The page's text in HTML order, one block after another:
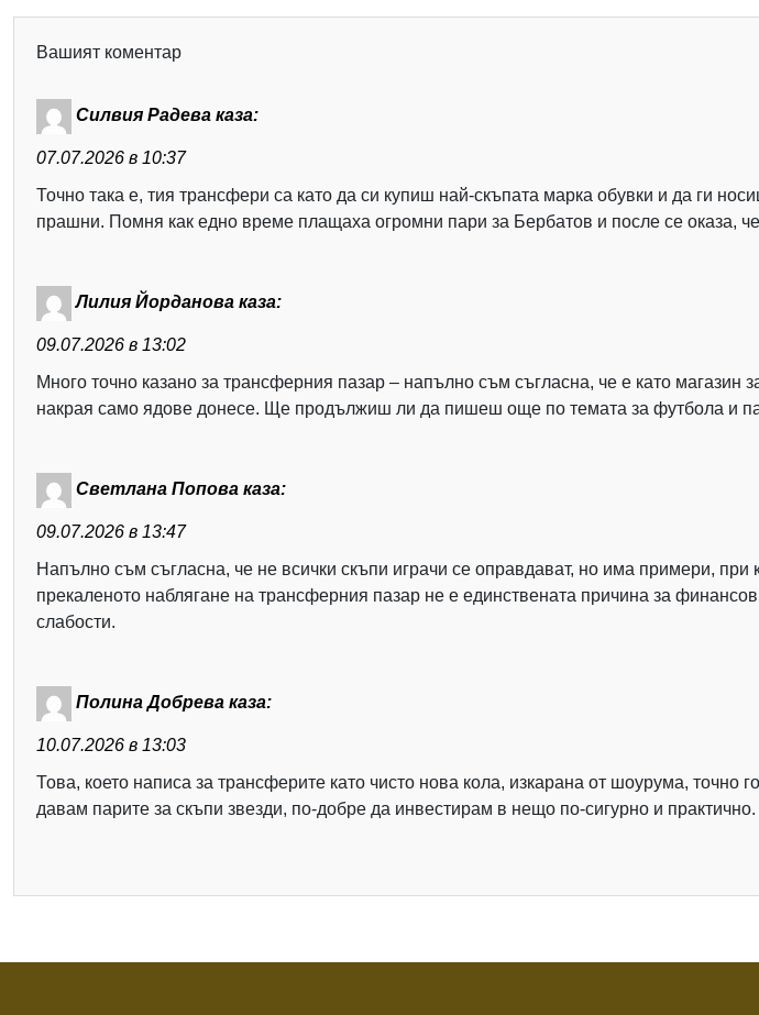
Вашият коментар
Силвия Радева каза:
07.07.2026 в 10:37
Точно така е, тия трансфери са като да си купиш най-скъпата марка обувки и да ги
прашни. Помня как едно време плащаха огромни пари за Бербатов и после се оказа, че
Лилия Йорданова каза:
09.07.2026 в 13:02
Много точно казано за трансферния пазар – напълно съм съгласна, че е като магазин
накрая само ядове донесе. Ще продължиш ли да пишеш още по темата за футбола и
Светлана Попова каза:
09.07.2026 в 13:47
Напълно съм съгласна, че не всички скъпи играчи се оправдават, но има примери,
прекаленото наблягане на трансферния пазар не е единствената причина за
слабости.
Полина Добрева каза:
10.07.2026 в 13:03
Това, което написа за трансферите като чисто нова кола, изкарана от шоурума,
давам парите за скъпи звезди, по-добре да инвестирам в нещо по-сигурно и